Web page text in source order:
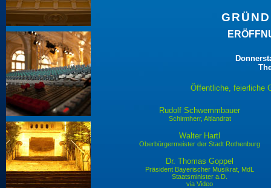
Öffentliche, feierliche
Rudolf Schwemmbauer
Schirmherr, Altlandrat
Walter Hartl
Oberbürgermeister der Stadt Rothenburg
Dr. Thomas Goppel
Präsident Bayerischer Musikrat, MdL
Staatsminister a.D.
via Video